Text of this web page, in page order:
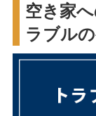
空き家
ラブル